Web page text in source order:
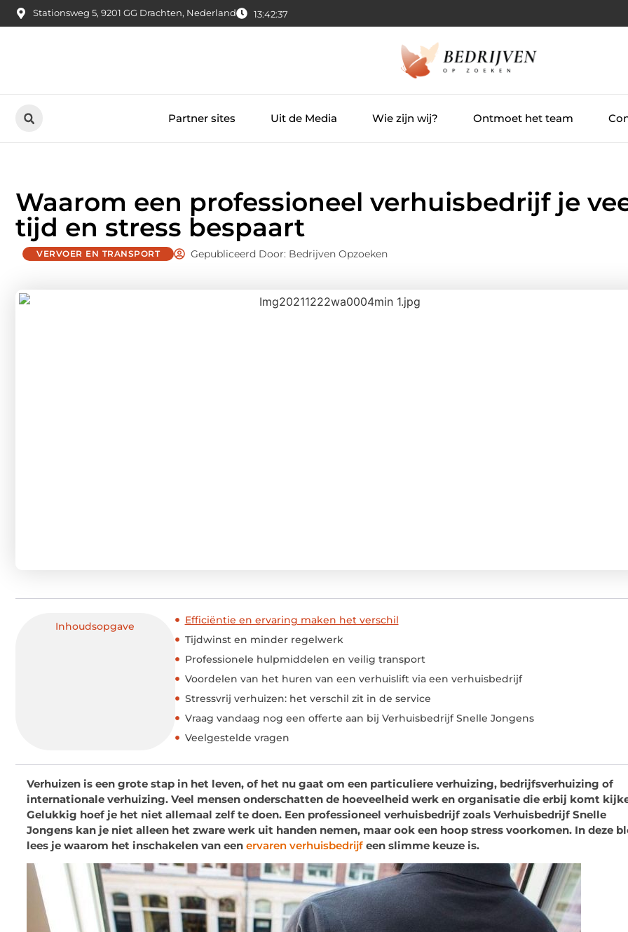
Stationsweg 5, 9201 GG Drachten, Nederland 13:42:38
Partner sites Uit de Media Wie zijn wij? Ontmoet het team
Waarom een professioneel verhuisbedrijf je
tijd en stress bespaart
VERVOER EN TRANSPORT Gepubliceerd Door: Bedrijven Opzoeken
Inhoudsopgave
Efficiëntie en ervaring maken het verschil
Tijdwinst en minder regelwerk
Professionele hulpmiddelen en veilig transport
Voordelen van het huren van een verhuislift via een verhuisbedrijf
Stressvrij verhuizen: het verschil zit in de service
Vraag vandaag nog een offerte aan bij Verhuisbedrijf Snelle Jongens
Veelgestelde vragen
Verhuizen is een grote stap in het leven, of het nu gaat om een particuliere verhuizing, bedrijfsverhuizing of
internationale verhuizing. Veel mensen onderschatten de hoeveelheid werk en organisatie die erbij komt
Gelukkig hoef je het niet allemaal zelf te doen. Een professioneel verhuisbedrijf zoals Verhuisbedrijf Snelle
Jongens kan je niet alleen het zware werk uit handen nemen, maar ook een hoop stress voorkomen. In deze
lees je waarom het inschakelen van een ervaren verhuisbedrijf een slimme keuze is.